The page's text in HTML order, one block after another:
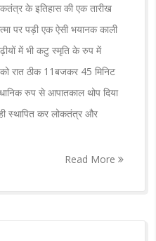
के इतिहास की एक तारीख
पर पड़ी एक ऐसी भयानक काली
में भी कटु स्मृति के रुप में
रात ठीक 11बजकर 45 मिनिट
रुप से आपातकाल थोप दिया
स्थापित कर लोकतंत्र और
Read More